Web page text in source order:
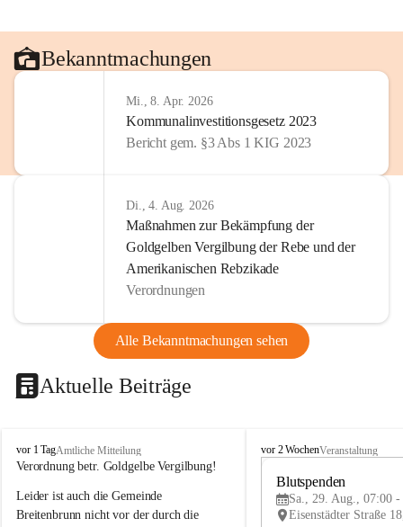
Bekanntmachungen
Mi., 8. Apr. 2026
Kommunalinvestitionsgesetz 2023
Bericht gem. §3 Abs 1 KIG 2023
Di., 4. Aug. 2026
Maßnahmen zur Bekämpfung der
Goldgelben Vergilbung der Rebe und der
Amerikanischen Rebzikade
Verordnungen
Alle Bekanntmachungen sehen
Aktuelle Beiträge
B
r
i
t
vor 1 TagAmtliche Mitteilung
Verordnung betr. Goldgelbe Vergilbung!
Leider ist auch die Gemeinde
Breitenbrunn nicht vor der durch die
B
vor 2 WochenVeranstaltung
Blutspenden
Sa., 29. Aug., 07:00 -